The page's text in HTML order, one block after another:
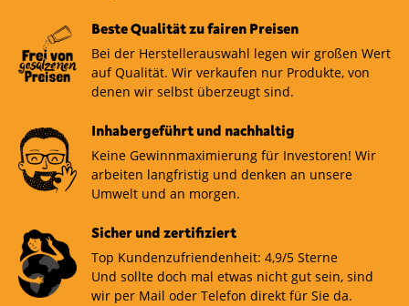
Beste Qualität zu fairen Preisen
Bei der Herstellerauswahl legen wir großen Wert
auf Qualität. Wir verkaufen nur Produkte, von
denen wir selbst überzeugt sind.
Inhabergeführt und nachhaltig
Keine Gewinnmaximierung für Investoren! Wir
arbeiten langfristig und denken an unsere
Umwelt und an morgen.
Sicher und zertifiziert
Top Kundenzufriendenheit: 4,9/5 Sterne
Und sollte doch mal etwas nicht gut sein, sind
wir per Mail oder Telefon direkt für Sie da.